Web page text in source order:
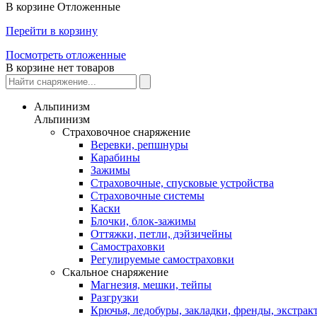
В корзине Отложенные
Перейти в корзину
Посмотреть отложенные
В корзине нет товаров
Альпинизм
Альпинизм
Страховочное снаряжение
Веревки, репшнуры
Карабины
Зажимы
Страховочные, спусковые устройства
Страховочные системы
Каски
Блочки, блок-зажимы
Оттяжки, петли, дэйзичейны
Самостраховки
Регулируемые самостраховки
Скальное снаряжение
Магнезия, мешки, тейпы
Разгрузки
Крючья, ледобуры, закладки, френды,